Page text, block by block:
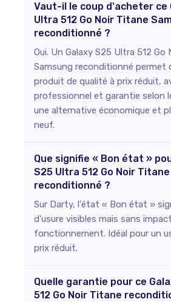
Vaut-il le coup d'acheter ce
Ultra 512 Go Noir Titane
reconditionné ?
Oui. Un Galaxy S25 Ultra 512 Go
Samsung reconditionné permet
produit de qualité à prix réduit,
professionnel et garantie selon
une alternative économique et
neuf.
Que signifie « Bon état »
S25 Ultra 512 Go Noir Titane
reconditionné ?
Sur Darty, l'état « Bon état »
d'usure visibles mais sans
fonctionnement. Idéal pour un
prix réduit.
Quelle garantie pour ce
512 Go Noir Titane